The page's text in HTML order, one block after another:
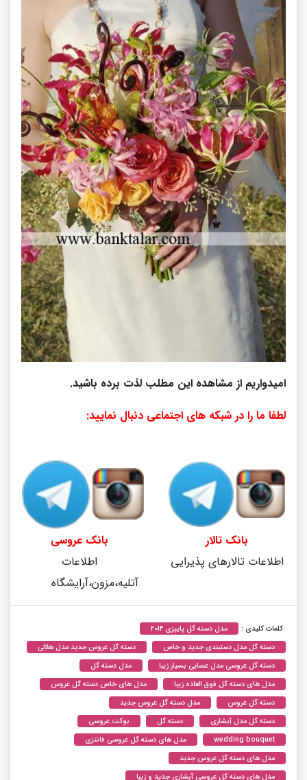
امیدواریم از مشاهده این مطلب لذت برده باشید.
لطفا ما را در شبکه های اجتماعی دنبال نمایید:
بانک تالار
اطلاعات تالارهای پذیرایی
بانک عروسی
اطلاعات
آتلیه،مزون،آرایشگاه
کلمات کلیدی :
مدل دسته گل پاییزی 2014
دسته گل مدل دستبندی جدید و خاص
دسته گل عروس جدید مدل هلالی
دسته گل عروسی مدل عصایی بسیار زیبا
مدل دسته گل
مدل های دسته گل فوق العاده زیبا
مدل های خاص دسته گل عروس
دسته گل عروس
مدل دسته گل عروس جدید
دسته گل مدل آبشاری
دسته گل
بوکت عروسی
wedding bouquet
مدل های دسته گل عروسی فانتزی
مدل های دسته گل عروس جدید
مدل های دسته گل عروسی آبشاری جدید و زیبا